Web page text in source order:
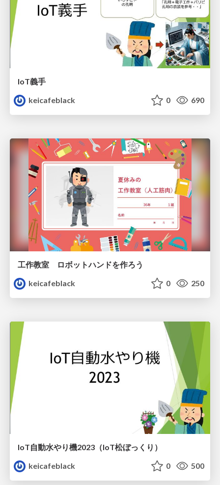
IoT義手
keicafeblack
0 690
工作教室 ロボットハンドを作ろう
keicafeblack
0 250
IoT自動水やり機2023（IoT松ぼっくり）
keicafeblack
0 500